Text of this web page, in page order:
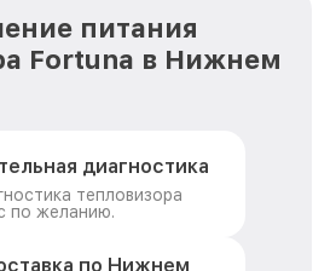
питания
Fortuna в Нижнем
диагностика
тепловизора
по желанию.
по Нижнем